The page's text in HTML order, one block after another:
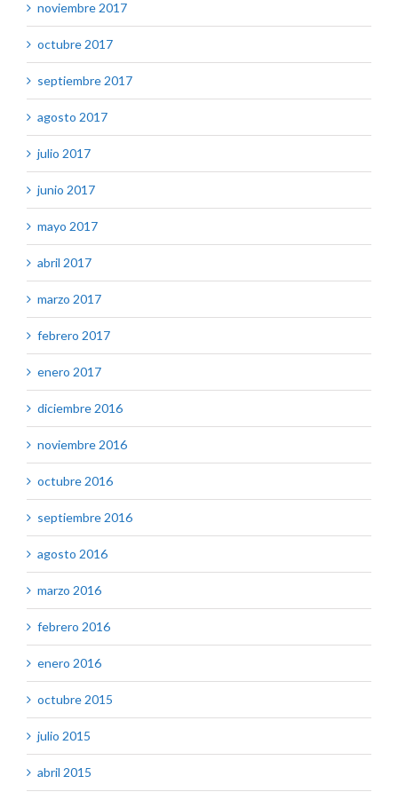
noviembre 2017
octubre 2017
septiembre 2017
agosto 2017
julio 2017
junio 2017
mayo 2017
abril 2017
marzo 2017
febrero 2017
enero 2017
diciembre 2016
noviembre 2016
octubre 2016
septiembre 2016
agosto 2016
marzo 2016
febrero 2016
enero 2016
octubre 2015
julio 2015
abril 2015